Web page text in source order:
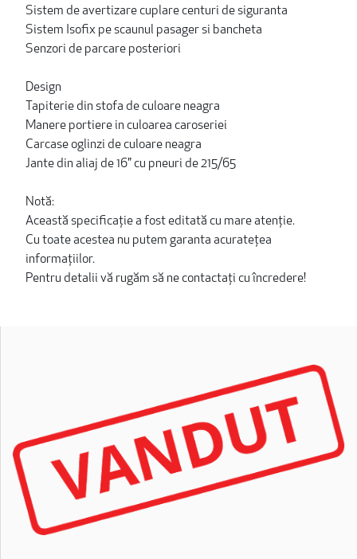
Sistem de avertizare cuplare centuri de siguranta
Sistem Isofix pe scaunul pasager si bancheta
Senzori de parcare posteriori
Design
Tapiterie din stofa de culoare neagra
Manere portiere in culoarea caroseriei
Carcase oglinzi de culoare neagra
Jante din aliaj de 16" cu pneuri de 215/65
Notă:
Această specificație a fost editată cu mare atenție.
Cu toate acestea nu putem garanta acuratețea
informațiilor.
Pentru detalii vă rugăm să ne contactați cu încredere!